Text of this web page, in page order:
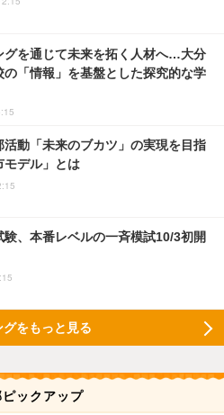
グを通じて未来を拓く人材へ…大分
の「情報」を基盤とした探究的な学
活動「未来のブカツ」の実現を目指
モデル」とは
験、本番レベルの一斉模試10/3初開
グをもっと見る
ックアップ